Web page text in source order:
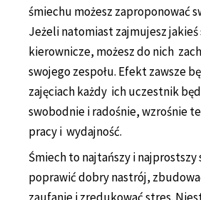
śmiechu możesz zaproponować
Jeżeli natomiast zajmujesz
kierownicze, możesz do nich
swojego zespołu. Efekt zawsze
zajęciach każdy ich uczestnik
swobodnie i radośnie, wzrośnie
pracy i wydajność.
Śmiech to najtańszy i najprostszy
poprawić dobry nastrój,